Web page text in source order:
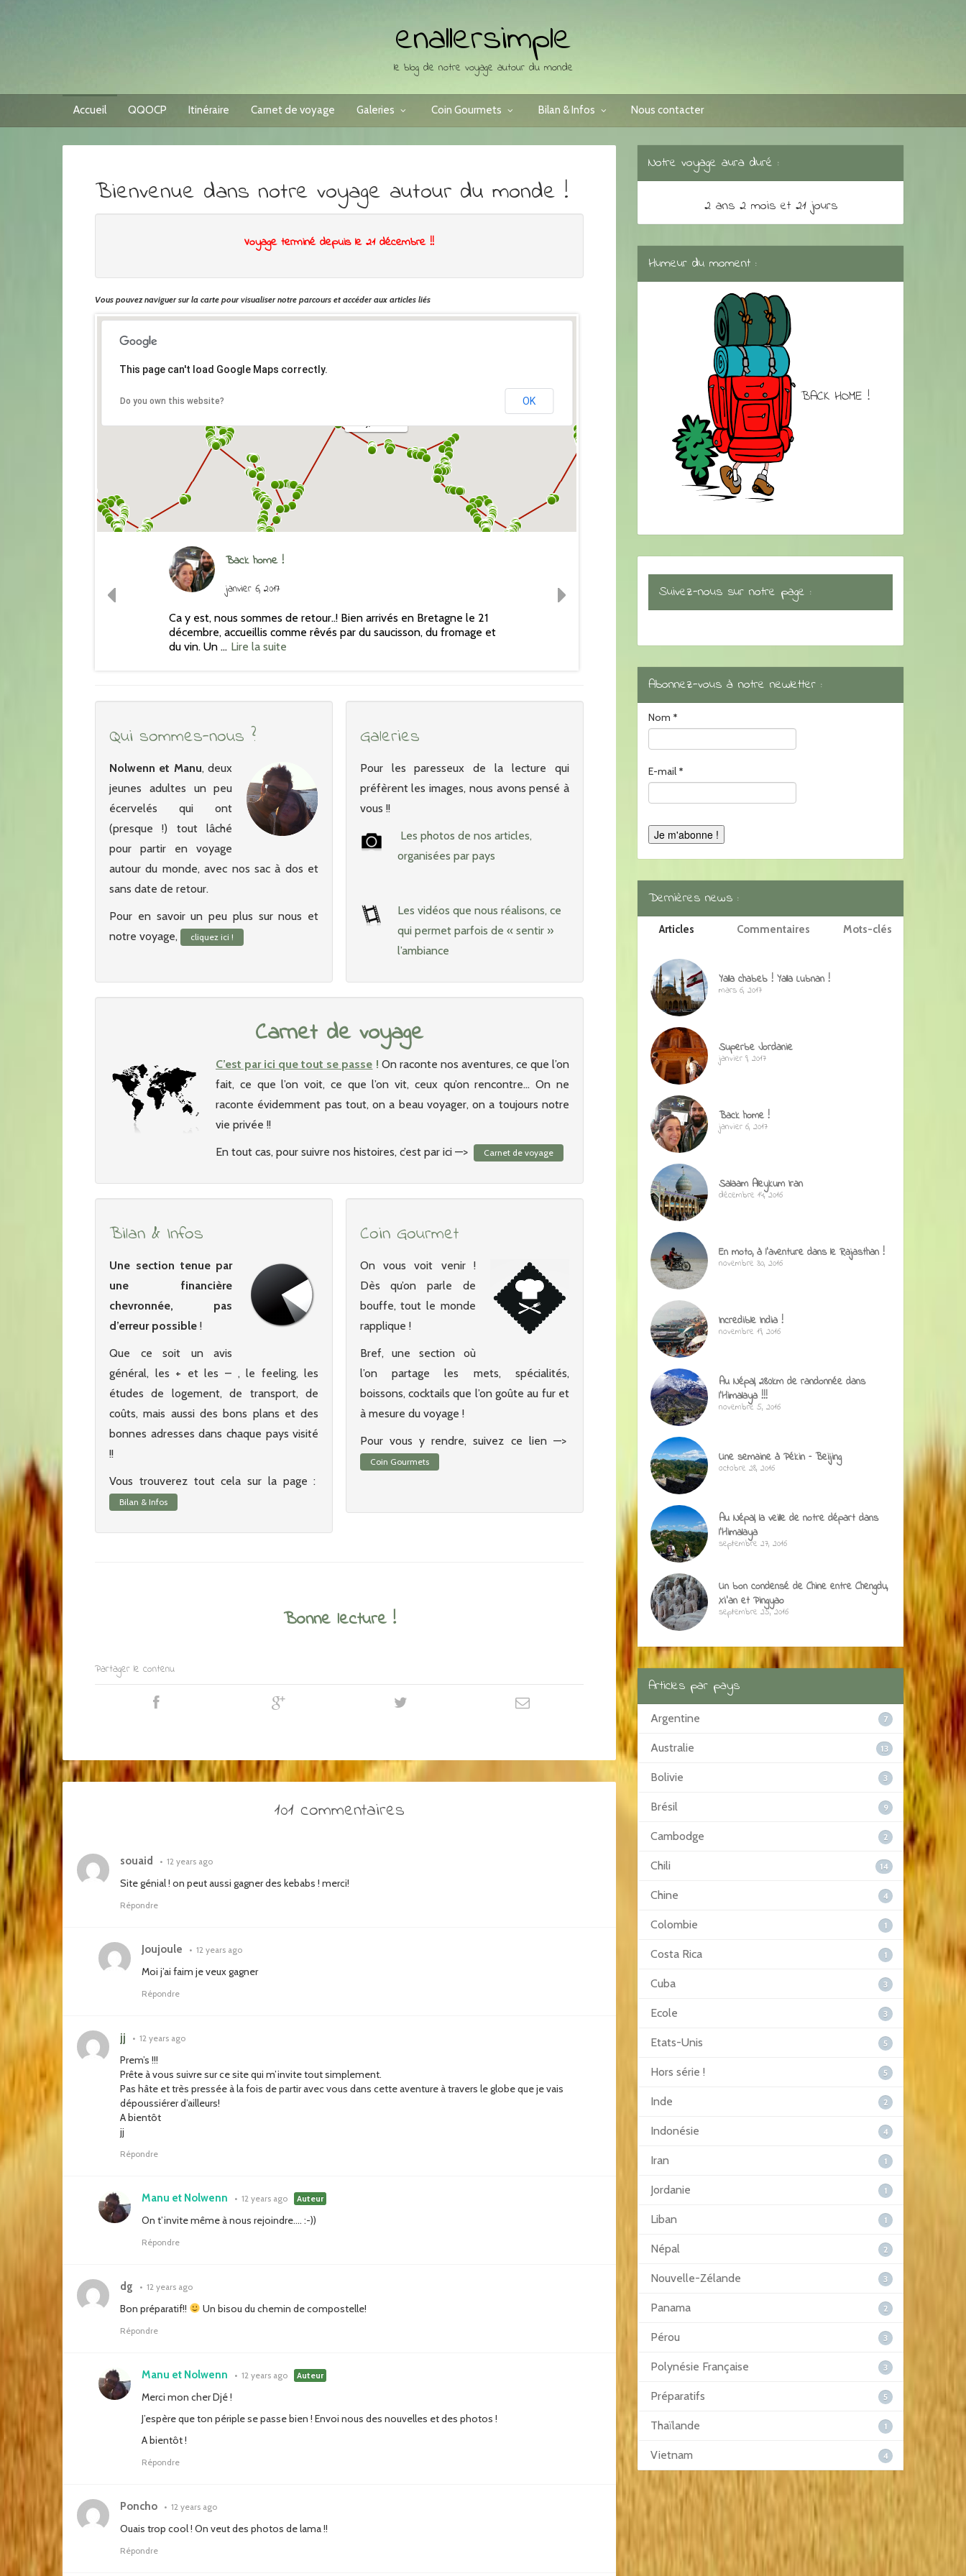
enallersimple
le blog de notre voyage autour du monde
Accueil QQOCP Itinéraire Carnet de voyage Galeries Coin Gourmets Bilan & Infos Nous contacter
Bienvenue dans notre voyage autour du monde !
Voyage terminé depuis le 21 décembre !!
Vous pouvez naviguer sur la carte pour visualiser notre parcours et accéder aux articles liés
This page can't load Google Maps correctly.
Do you own this website? OK
Back home !
janvier 6, 2017
Ca y est, nous sommes de retour..! Bien arrivés en Bretagne le 21
décembre, accueillis comme rêvés par du saucisson, du fromage et
du vin. Un … Lire la suite
Qui sommes-nous ?
Nolwenn et Manu, deux
jeunes adultes un peu
écervelés qui ont
(presque !) tout lâché
pour partir en voyage
autour du monde, avec nos sac à dos et
sans date de retour.
Pour en savoir un peu plus sur nous et
notre voyage,
cliquez ici !
Galeries
Pour les paresseux de la lecture qui
préfèrent les images, nous avons pensé à
vous !!
Les photos de nos articles,
organisées par pays
Les vidéos que nous réalisons, ce
qui permet parfois de « sentir »
l’ambiance
Carnet de voyage
C’est par ici que tout se passe ! On raconte nos aventures, ce que l’on
fait, ce que l’on voit, ce que l’on vit, ceux qu’on rencontre… On ne
raconte évidemment pas tout, on a beau voyager, on a toujours notre
vie privée !!
En tout cas, pour suivre nos histoires, c’est par ici —>
Carnet de voyage
Bilan & Infos
Une section tenue par
une financière
chevronnée, pas
d’erreur possible !
Que ce soit un avis
général, les + et les – , le feeling, les
études de logement, de transport, de
coûts, mais aussi des bons plans et des
bonnes adresses dans chaque pays visité
!!
Vous trouverez tout cela sur la page :
Bilan & Infos
Coin Gourmet
On vous voit venir !
Dès qu’on parle de
bouffe, tout le monde
rapplique !
Bref, une section où
l’on partage les mets, spécialités,
boissons, cocktails que l’on goûte au fur et
à mesure du voyage !
Pour vous y rendre, suivez ce lien —>
Coin Gourmets
Bonne lecture !
Partager le contenu
101 commentaires
souaid • 12 years ago
Site génial ! on peut aussi gagner des kebabs ! merci!
Répondre
Joujoule • 12 years ago
Moi j’ai faim je veux gagner
Répondre
jj • 12 years ago
Prem’s !!!
Prête à vous suivre sur ce site qui m’invite tout simplement.
Pas hâte et très pressée à la fois de partir avec vous dans cette aventure à travers le globe que je vais
dépoussiérer d’ailleurs!
A bientôt
jj
Répondre
Manu et Nolwenn • 12 years ago Auteur
On t’invite même à nous rejoindre…. :-))
Répondre
dg • 12 years ago
Bon préparatif!! Un bisou du chemin de compostelle!
Répondre
Manu et Nolwenn • 12 years ago Auteur
Merci mon cher Djé !
J’espère que ton périple se passe bien ! Envoi nous des nouvelles et des photos !
A bientôt !
Répondre
Poncho • 12 years ago
Ouais trop cool ! On veut des photos de lama !!
Répondre
Notre voyage aura duré :
2 ans 2 mois et 21 jours
Humeur du moment :
BACK HOME !
Suivez-nous sur notre page :
Abonnez-vous à notre newletter :
Nom *
E-mail *
Dernières news :
Articles Commentaires Mots-clés
Yalla chabeb ! Yalla Lubnan !
mars 6, 2017
Superbe Jordanie
janvier 9, 2017
Back home !
janvier 6, 2017
Salaam Aleykum Iran
décembre 14, 2016
En moto, à l’aventure dans le Rajasthan !
novembre 30, 2016
Incredible India !
novembre 19, 2016
Au Népal, 280km de randonnée dans
l’Himalaya !!!
novembre 5, 2016
Une semaine à Pékin – Beijing
octobre 28, 2016
Au Népal, la veille de notre départ dans
l’Himalaya
septembre 27, 2016
Un bon condensé de Chine entre Chengdu,
Xi’an et Pingyao
septembre 25, 2016
Articles par pays
Argentine 7
Australie 13
Bolivie 3
Brésil 9
Cambodge 2
Chili 14
Chine 4
Colombie 1
Costa Rica 1
Cuba 3
Ecole 3
Etats-Unis 5
Hors série ! 5
Inde 2
Indonésie 4
Iran 1
Jordanie 1
Liban 1
Népal 2
Nouvelle-Zélande 3
Panama 2
Pérou 3
Polynésie Française 3
Préparatifs 5
Thaïlande 1
Vietnam 4